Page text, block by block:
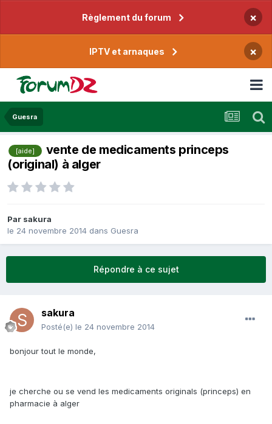
Règlement du forum ×
IPTV et arnaques ×
Guesra
[aide]
vente de medicaments princeps
(original) à alger
Par sakura
le 24 novembre 2014 dans Guesra
Répondre à ce sujet
sakura
Posté(e) le 24 novembre 2014
bonjour tout le monde,
je cherche ou se vend les medicaments originals (princeps) en
pharmacie à alger